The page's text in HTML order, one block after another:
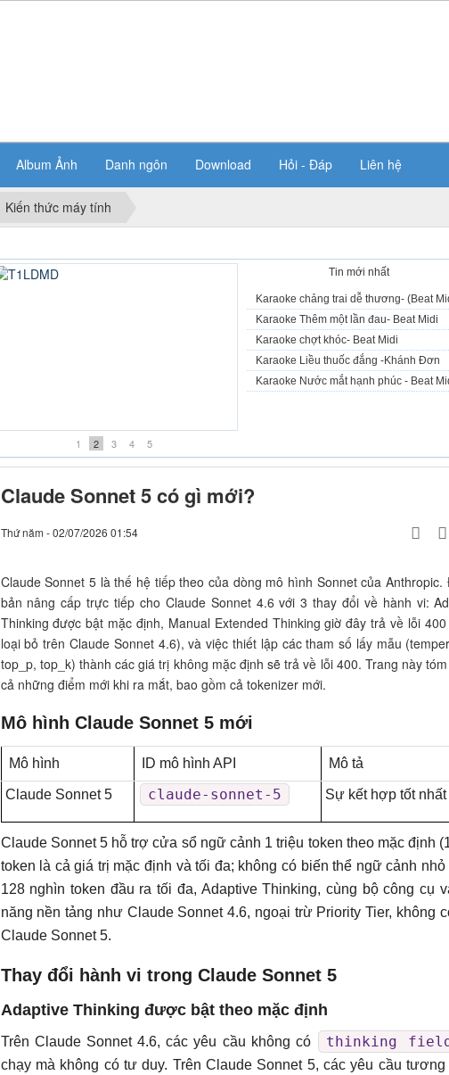
Album Ảnh Danh ngôn Download Hỏi - Đáp Liên hệ
Kiến thức máy tính
1 2 3 4 5
Tin mới nhất
Karaoke chảng trai dễ thương- (Beat
Karaoke Thêm một lần đau- Beat Midi
Karaoke chợt khóc- Beat Midi
Karaoke Liều thuốc đắng -Khánh Đơn
Karaoke Nước mắt hạnh phúc - Beat
Claude Sonnet 5 có gì mới?
Thứ năm - 02/07/2026 01:54
Claude Sonnet 5 là thế hệ tiếp theo của dòng mô hình Sonnet của Anthropic.
bản nâng cấp trực tiếp cho Claude Sonnet 4.6 với 3 thay đổi về hành vi:
Thinking được bật mặc định, Manual Extended Thinking giờ đây trả về lỗi
loại bỏ trên Claude Sonnet 4.6), và việc thiết lập các tham số lấy mẫu
top_p, top_k) thành các giá trị không mặc định sẽ trả về lỗi 400. Trang này
cả những điểm mới khi ra mắt, bao gồm cả tokenizer mới.
Mô hình Claude Sonnet 5 mới
Mô hình ID mô hình API Mô tả
Claude Sonnet 5 claude-sonnet-5 Sự kết hợp tốt nhất
Claude Sonnet 5 hỗ trợ cửa sổ ngữ cảnh 1 triệu token theo mặc định
token là cả giá trị mặc định và tối đa; không có biến thể ngữ cảnh nhỏ
128 nghìn token đầu ra tối đa, Adaptive Thinking, cùng bộ công cụ
năng nền tảng như Claude Sonnet 4.6, ngoại trừ Priority Tier, không
Claude Sonnet 5.
Thay đổi hành vi trong Claude Sonnet 5
Adaptive Thinking được bật theo mặc định
Trên Claude Sonnet 4.6, các yêu cầu không có thinking field
chạy mà không có tư duy. Trên Claude Sonnet 5, các yêu cầu